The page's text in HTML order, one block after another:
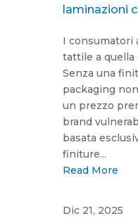
laminazioni
I consumatori
tattile a quella
Senza una
packaging
un prezzo
brand
basata
finiture...
Read More
Dic 21, 2025